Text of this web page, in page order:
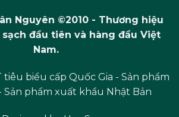
Nguyên ©2010 - Thương hiệu
đầu tiên và hàng đầu Việt
Nam.
tiêu biểu cấp Quốc Gia - Sản phẩm
Sản phẩm xuất khẩu Nhật Bản